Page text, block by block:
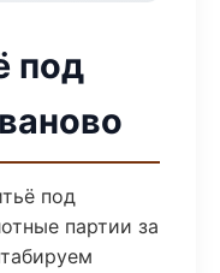
под
под
партии за